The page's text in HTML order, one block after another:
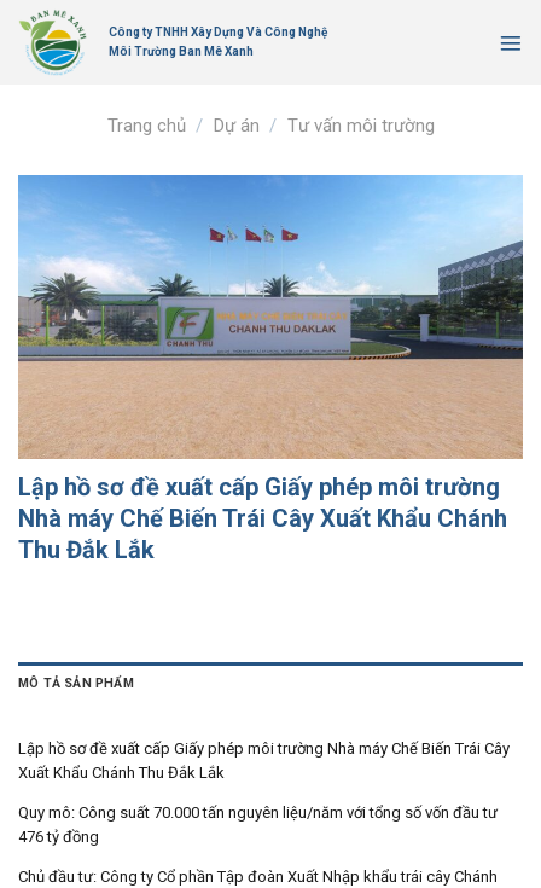
qua
Công ty TNHH Xây Dựng Và Công Nghệ
Môi Trường Ban Mê Xanh
Trang chủ / Dự án / Tư vấn môi trường
Lập hồ sơ đề xuất cấp Giấy phép môi trường
Nhà máy Chế Biến Trái Cây Xuất Khẩu Chánh
Thu Đắk Lắk
MÔ TẢ SẢN PHẨM
Lập hồ sơ đề xuất cấp Giấy phép môi trường Nhà máy Chế Biến Trái Cây
Xuất Khẩu Chánh Thu Đắk Lắk
Quy mô: Công suất 70.000 tấn nguyên liệu/năm với tổng số vốn đầu tư
476 tỷ đồng
Chủ đầu tư: Công ty Cổ phần Tập đoàn Xuất Nhập khẩu trái cây Chánh